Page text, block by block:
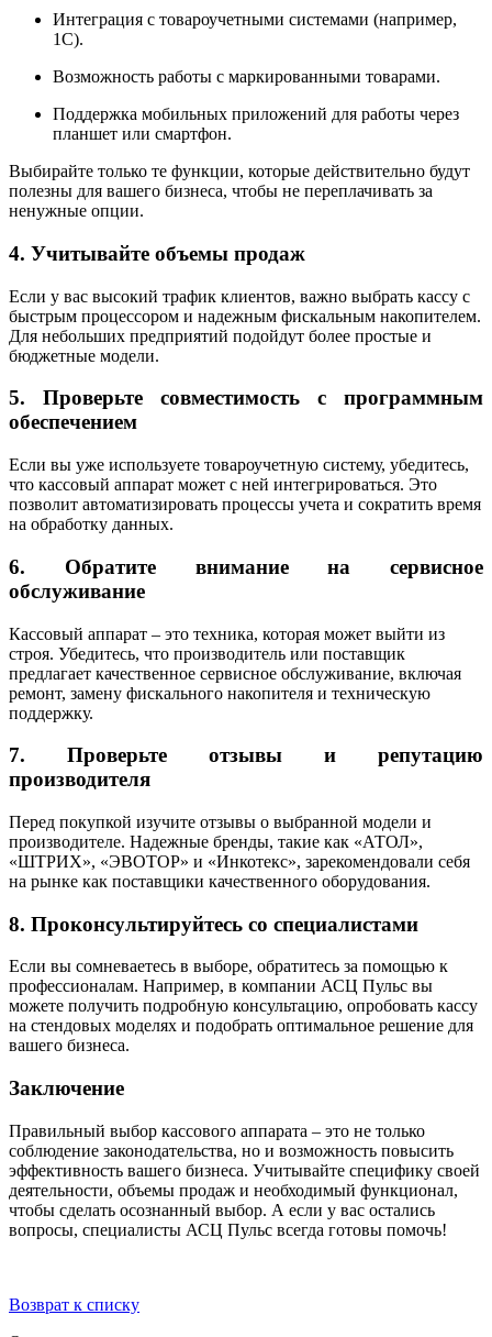
Интеграция с товароучетными системами (например,
1С).
Возможность работы с маркированными товарами.
Поддержка мобильных приложений для работы через
планшет или смартфон.
Выбирайте только те функции, которые действительно будут
полезны для вашего бизнеса, чтобы не переплачивать за
ненужные опции.
4. Учитывайте объемы продаж
Если у вас высокий трафик клиентов, важно выбрать кассу с
быстрым процессором и надежным фискальным накопителем.
Для небольших предприятий подойдут более простые и
бюджетные модели.
5. Проверьте совместимость с программным
обеспечением
Если вы уже используете товароучетную систему, убедитесь,
что кассовый аппарат может с ней интегрироваться. Это
позволит автоматизировать процессы учета и сократить время
на обработку данных.
6. Обратите внимание на сервисное
обслуживание
Кассовый аппарат – это техника, которая может выйти из
строя. Убедитесь, что производитель или поставщик
предлагает качественное сервисное обслуживание, включая
ремонт, замену фискального накопителя и техническую
поддержку.
7. Проверьте отзывы и репутацию
производителя
Перед покупкой изучите отзывы о выбранной модели и
производителе. Надежные бренды, такие как «АТОЛ»,
«ШТРИХ», «ЭВОТОР» и «Инкотекс», зарекомендовали себя
на рынке как поставщики качественного оборудования.
8. Проконсультируйтесь со специалистами
Если вы сомневаетесь в выборе, обратитесь за помощью к
профессионалам. Например, в компании АСЦ Пульс вы
можете получить подробную консультацию, опробовать кассу
на стендовых моделях и подобрать оптимальное решение для
вашего бизнеса.
Заключение
Правильный выбор кассового аппарата – это не только
соблюдение законодательства, но и возможность повысить
эффективность вашего бизнеса. Учитывайте специфику своей
деятельности, объемы продаж и необходимый функционал,
чтобы сделать осознанный выбор. А если у вас остались
вопросы, специалисты АСЦ Пульс всегда готовы помочь!
Возврат к списку